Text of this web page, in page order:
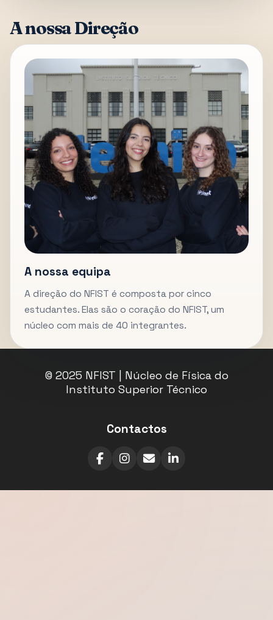
A nossa Direção
A nossa equipa
A direção do NFIST é composta por cinco
estudantes. Elas são o coração do NFIST, um
núcleo com mais de 40 integrantes.
© 2025 NFIST | Núcleo de Física do
Instituto Superior Técnico
Contactos